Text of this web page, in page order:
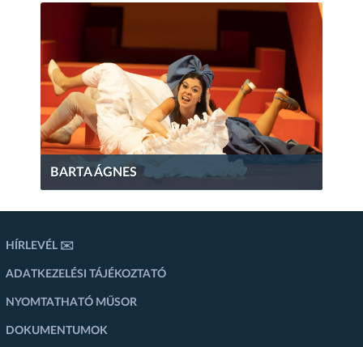
BARTA ÁGNES
HÍRLEVÉL ✉️
ADATKEZELÉSI TÁJÉKOZTATÓ
NYOMTATHATÓ MŰSOR
DOKUMENTUMOK